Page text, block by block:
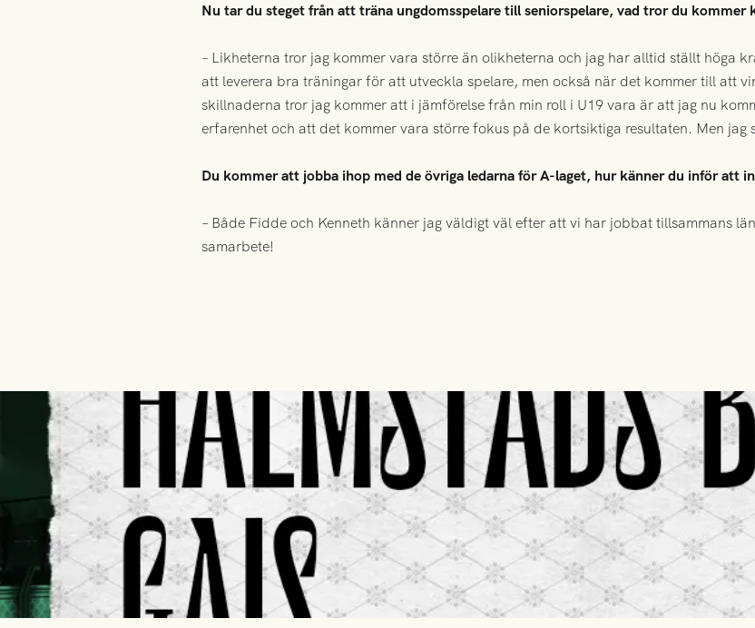
Nu tar du steget från att träna ungdomsspelare till seniorspelare, vad tror du kommer
– Likheterna tror jag kommer vara större än olikheterna och jag har alltid ställt höga
att leverera bra träningar för att utveckla spelare, men också när det kommer till att
skillnaderna tror jag kommer att i jämförelse från min roll i U19 vara är att jag nu
erfarenhet och att det kommer vara större fokus på de kortsiktiga resultaten. Men jag
Du kommer att jobba ihop med de övriga ledarna för A-laget, hur känner du inför att
– Både Fidde och Kenneth känner jag väldigt väl efter att vi har jobbat tillsammans
samarbete!